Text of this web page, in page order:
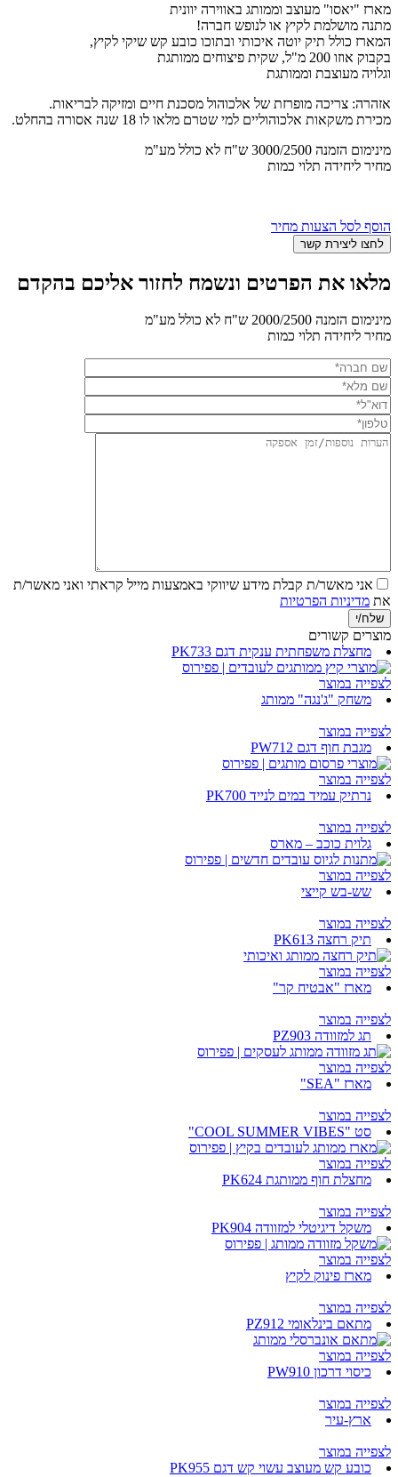
מארז "יאסו" מעוצב וממותג באווירה יוונית
מתנה מושלמת לקיץ או לנופש חברה!
המארז כולל תיק יוטה איכותי ובתוכו כובע קש שיקי לקיץ,
בקבוק אוזו 200 מ"ל, שקית פיצוחים ממותגת
וגלויה מעוצבת וממותגת
אזהרה: צריכה מופרזת של אלכוהול מסכנת חיים ומזיקה לבריאות.
מכירת משקאות אלכוהוליים למי שטרם מלאו לו 18 שנה אסורה בהחלט.
מינימום הזמנה 3000/2500 ש"ח לא כולל מע"מ
מחיר ליחידה תלוי כמות
הוסף לסל הצעות מחיר
מלאו את הפרטים ונשמח לחזור אליכם בהקדם
מינימום הזמנה 2000/2500 ש"ח לא כולל מע"מ
מחיר ליחידה תלוי כמות
אני מאשר/ת קבלת מידע שיווקי באמצעות מייל קראתי ואני מאשר/ת
את מדיניות הפרטיות
מוצרים קשורים
מחצלת משפחתית ענקית דגם PK733
לצפייה במוצר
משחק "ג'נגה" ממותג
לצפייה במוצר
מגבת חוף דגם PW712
לצפייה במוצר
נרתיק עמיד במים לנייד PK700
לצפייה במוצר
גלוית כוכב – מארס
לצפייה במוצר
שש-בש קייצי
לצפייה במוצר
תיק רחצה PK613
לצפייה במוצר
מארז "אבטיח קר"
לצפייה במוצר
תג למזוודה PZ903
לצפייה במוצר
מארז "SEA"
לצפייה במוצר
סט "COOL SUMMER VIBES"
לצפייה במוצר
מחצלת חוף ממותגת PK624
לצפייה במוצר
משקל דיגיטלי למזוודה PK904
לצפייה במוצר
מארז פינוק לקיץ
לצפייה במוצר
מתאם בינלאומי PZ912
לצפייה במוצר
כיסוי דרכון PW910
לצפייה במוצר
ארץ-עיר
לצפייה במוצר
כובע קש מעוצב עשוי קש דגם PK955